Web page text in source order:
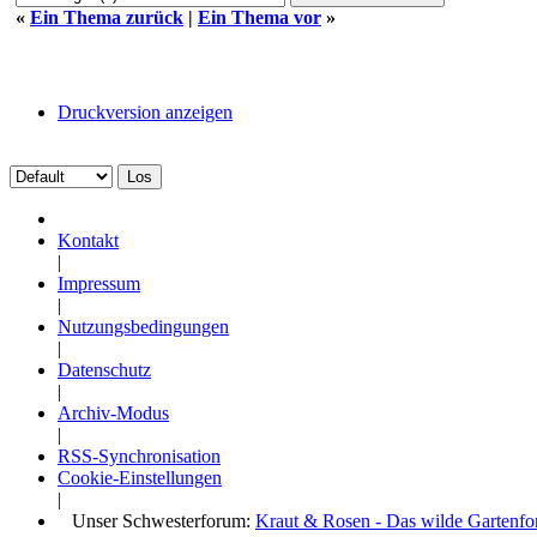
« Ein Thema zurück | Ein Thema vor »
Druckversion anzeigen
Kontakt
|
Impressum
|
Nutzungsbedingungen
|
Datenschutz
|
Archiv-Modus
|
RSS-Synchronisation
Cookie-Einstellungen
|
Unser Schwesterforum: Kraut & Rosen - Das wilde